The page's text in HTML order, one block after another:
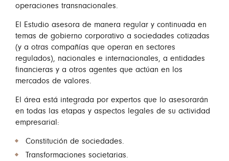
operaciones transnacionales.
El Estudio asesora de manera regular y continuada en
temas de gobierno corporativo a sociedades cotizadas
(y a otras compañías que operan en sectores
regulados), nacionales e internacionales, a entidades
financieras y a otros agentes que actúan en los
mercados de valores.
El área está integrada por expertos que lo asesorarán
en todas las etapas y aspectos legales de su actividad
empresarial:
Constitución de sociedades.
Transformaciones societarias.